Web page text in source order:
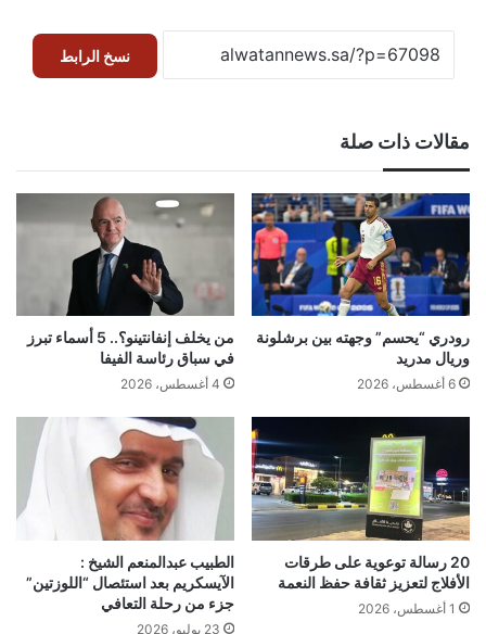
نسخ الرابط
مقالات ذات صلة
رودري “يحسم” وجهته بين برشلونة
وريال مدريد
6 أغسطس، 2026
من يخلف إنفانتينو؟.. 5 أسماء تبرز
في سباق رئاسة الفيفا
4 أغسطس، 2026
20 رسالة توعوية على طرقات
الأفلاج لتعزيز ثقافة حفظ النعمة
1 أغسطس، 2026
الطبيب عبدالمنعم الشيخ :
الآيسكريم بعد استئصال “اللوزتين”
جزء من رحلة التعافي
23 يوليو، 2026